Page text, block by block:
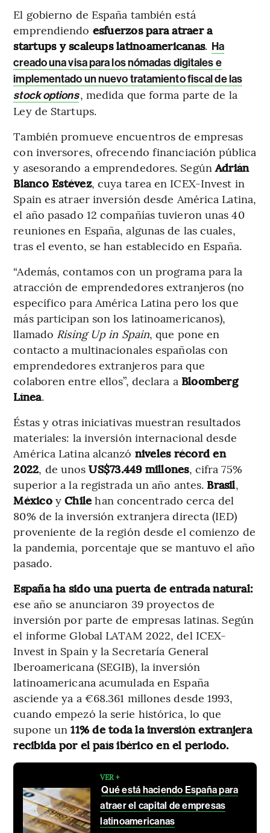
El gobierno de España también está
emprendiendo esfuerzos para atraer a
startups y scaleups latinoamericanas. Ha
creado una visa para los nómadas digitales e
implementado un nuevo tratamiento fiscal de las
stock options, medida que forma parte de la
Ley de Startups.
También promueve encuentros de empresas
con inversores, ofrecendo financiación pública
y asesorando a emprendedores. SegúnAdrián
Blanco Estévez, cuya tarea en ICEX-Invest in
Spain es atraer inversión desde América Latina,
el año pasado 12 compañías tuvieron unas 40
reuniones en España, algunas de las cuales,
tras el evento, se han establecido en España.
“Además, contamos con un programa para la
atracción de emprendedores extranjeros (no
específico para América Latina pero los que
más participan son los latinoamericanos),
llamado Rising Up in Spain, que pone en
contacto a multinacionales españolas con
emprendedores extranjeros para que
colaboren entre ellos”, declara a Bloomberg
Línea.
Éstas y otras iniciativas muestran resultados
materiales: la inversión internacional desde
América Latina alcanzó niveles récord en
2022, de unosUS$73.449 millones, cifra 75%
superior a la registrada un año antes. Brasil,
MéxicoyChile han concentrado cerca del
80% de la inversión extranjera directa (IED)
proveniente de la región desde el comienzo de
la pandemia, porcentaje que se mantuvo el año
pasado.
España ha sido una puerta de entrada natural:
ese año se anunciaron 39 proyectos de
inversión por parte de empresas latinas. Según
el informe Global LATAM 2022, del ICEX-
Invest in Spain y la Secretaría General
Iberoamericana (SEGIB), la inversión
latinoamericana acumulada en España
asciende ya a €68.361 millones desde 1993,
cuando empezó la serie histórica, lo que
supone un11% de toda la inversión extranjera
recibida por el país ibérico en el periodo.
VER +
Qué está haciendo España para
atraer el capital de empresas
latinoamericanas